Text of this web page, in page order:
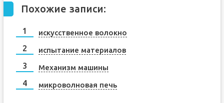
Похожие записи:
искусственное волокно
испытание материалов
Механизм машины
микроволновая печь